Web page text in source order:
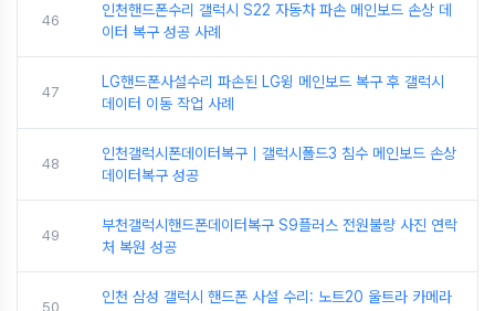
46
인천핸드폰수리 갤럭시 S22 자동차 파손 메인보드 손상 데
이터 복구 성공 사례
47
LG핸드폰사설수리 파손된 LG윙 메인보드 복구 후 갤럭시
데이터 이동 작업 사례
48
인천갤럭시폰데이터복구｜갤럭시폴드3 침수 메인보드 손상
데이터복구 성공
49
부천갤럭시핸드폰데이터복구 S9플러스 전원불량 사진 연락
처 복원 성공
50
인천 삼성 갤럭시 핸드폰 사설 수리: 노트20 울트라 카메라